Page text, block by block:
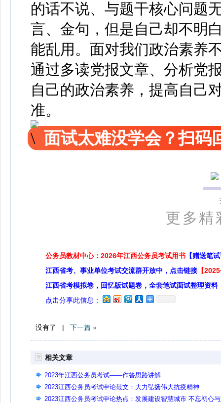
的话不说、与题干核心问题
言、金句，但是自己却不明
能乱用。面对我们政治素养
通过多读党报文章、分析党
自己的政治素养，提高自己
准。
面试太难没学会？扫码
更多精
公务员教材中心：2026年江西公务员考试用书 【赠送笔
江西省考、事业单位考试交流群开放中，点击链接 【
江西省考模拟卷，回忆版试题卷，全套笔试面试整理资料
点击分享此信息：
没有了 | 下一篇 »
相关文章
2023年江西公务员考试——作答思路讲解
2023江西公务员考试申论范文：大力弘扬伟大抗疫精神
2023江西公务员考试申论热点：发展建设智慧城市 不忘初心